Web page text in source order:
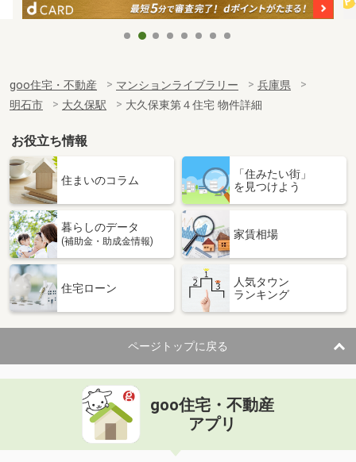
goo住宅・不動産 マンションライブラリー
兵庫県
明石市
大久保駅 大久保東第４住宅 物件詳細
お役立ち情報
住まいのコラム
「住みたい街」
を見つけよう
暮らしのデータ
(補助金・助成金情報)
家賃相場
住宅ローン
人気タウン
ランキング
ページトップに戻る
goo住宅・不動産
アプリ